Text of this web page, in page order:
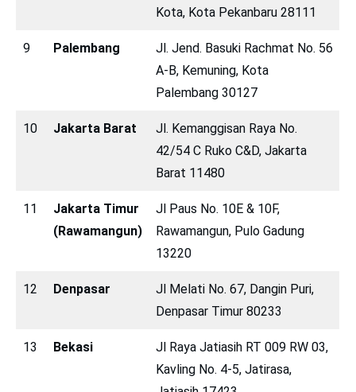
Kota, Kota Pekanbaru 28111
9 Palembang
Jl. Jend. Basuki Rachmat No. 56
A-B, Kemuning, Kota
Palembang 30127
10 Jakarta Barat
Jl. Kemanggisan Raya No.
42/54 C Ruko C&D, Jakarta
Barat 11480
11
Jakarta Timur
(Rawamangun)
Jl Paus No. 10E & 10F,
Rawamangun, Pulo Gadung
13220
12 Denpasar
Jl Melati No. 67, Dangin Puri,
Denpasar Timur 80233
13 Bekasi
Jl Raya Jatiasih RT 009 RW 03,
Kavling No. 4-5, Jatirasa,